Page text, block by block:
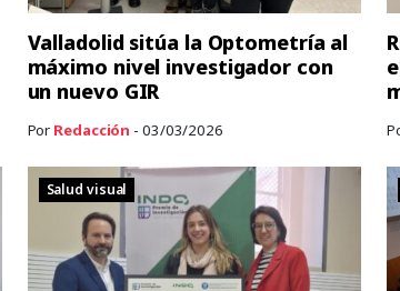
Valladolid sitúa la Optometría al
máximo nivel investigador con
un nuevo GIR
Por Redacción - 03/03/2026
Salud visual